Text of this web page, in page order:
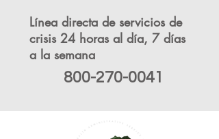
Línea directa de servicios de
crisis 24 horas al día, 7 días
a la semana
800-270-0041